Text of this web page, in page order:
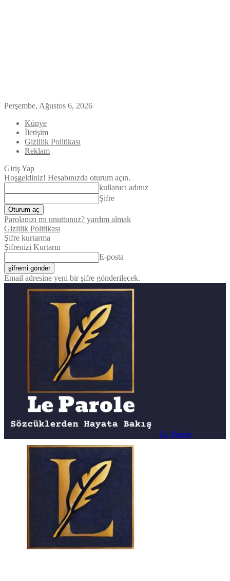
Perşembe, Ağustos 6, 2026
Künye
İletişim
Gizlilik Politikası
Reklam
Giriş Yap
Hoşgeldiniz! Hesabınızda oturum açın.
kullanıcı adınız
Şifre
Parolanızı mı unuttunuz? yardım almak
Gizlilik Politikası
Şifre kurtarma
Şifrenizi Kurtarın
E-posta
Email adresine yeni bir şifre gönderilecek.
Le Parole